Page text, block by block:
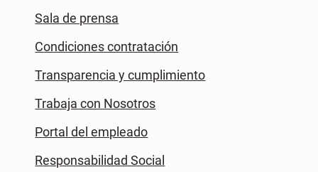
Sala de prensa
Condiciones contratación
Transparencia y cumplimiento
Trabaja con Nosotros
Portal del empleado
Responsabilidad Social